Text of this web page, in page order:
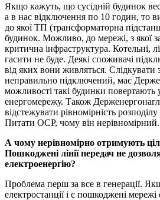
Якщо кажуть, що сусідній будинок
а в нас відключення по 10 годин, то
до якої ТП (трансформаторна
будинок. Можливо, до мережі, з якої
критична інфраструктура. Котельні,
гасити не буде. Деякі споживачі
від яких вони живляться. Слідкувати
неправильно підключений, має
можливості такі будинки повертають
енергомережу. Також
відстежувати рівномірність
Питати ОСР, чому він нерівномірний.
А чому нерівномірно отримують
Пошкоджені лінії передач не
електроенергію?
Проблема перш за все в генерації.
електростанції і є пошкоджені мережі